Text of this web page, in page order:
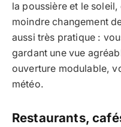
la poussière et le
moindre changement
aussi très pratique :
gardant une vue
ouverture modulable,
météo.
Restaurants,